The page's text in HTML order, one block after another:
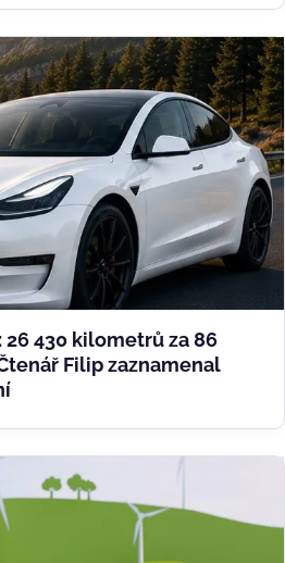
26 430 kilometrů za 86
Filip zaznamenal